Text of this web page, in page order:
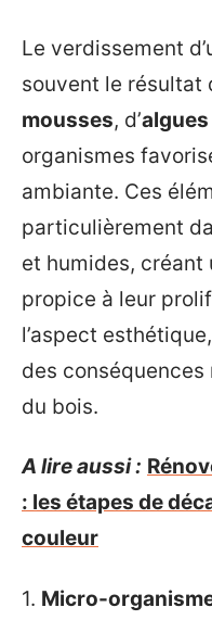
Le verdissement
souvent le résultat
mousses, d’algues
organismes
ambiante. Ces
particulièrement
et humides, créant
propice à leur
l’aspect
des
du bois.
A lire aussi :
: les étapes de
couleur
1. Micro-